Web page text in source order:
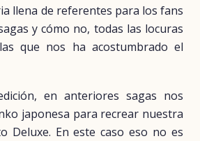
llena de referentes para los fans
y cómo no, todas las locuras
que nos ha acostumbrado el
en anteriores sagas nos
japonesa para recrear nuestra
Deluxe. En este caso eso no es